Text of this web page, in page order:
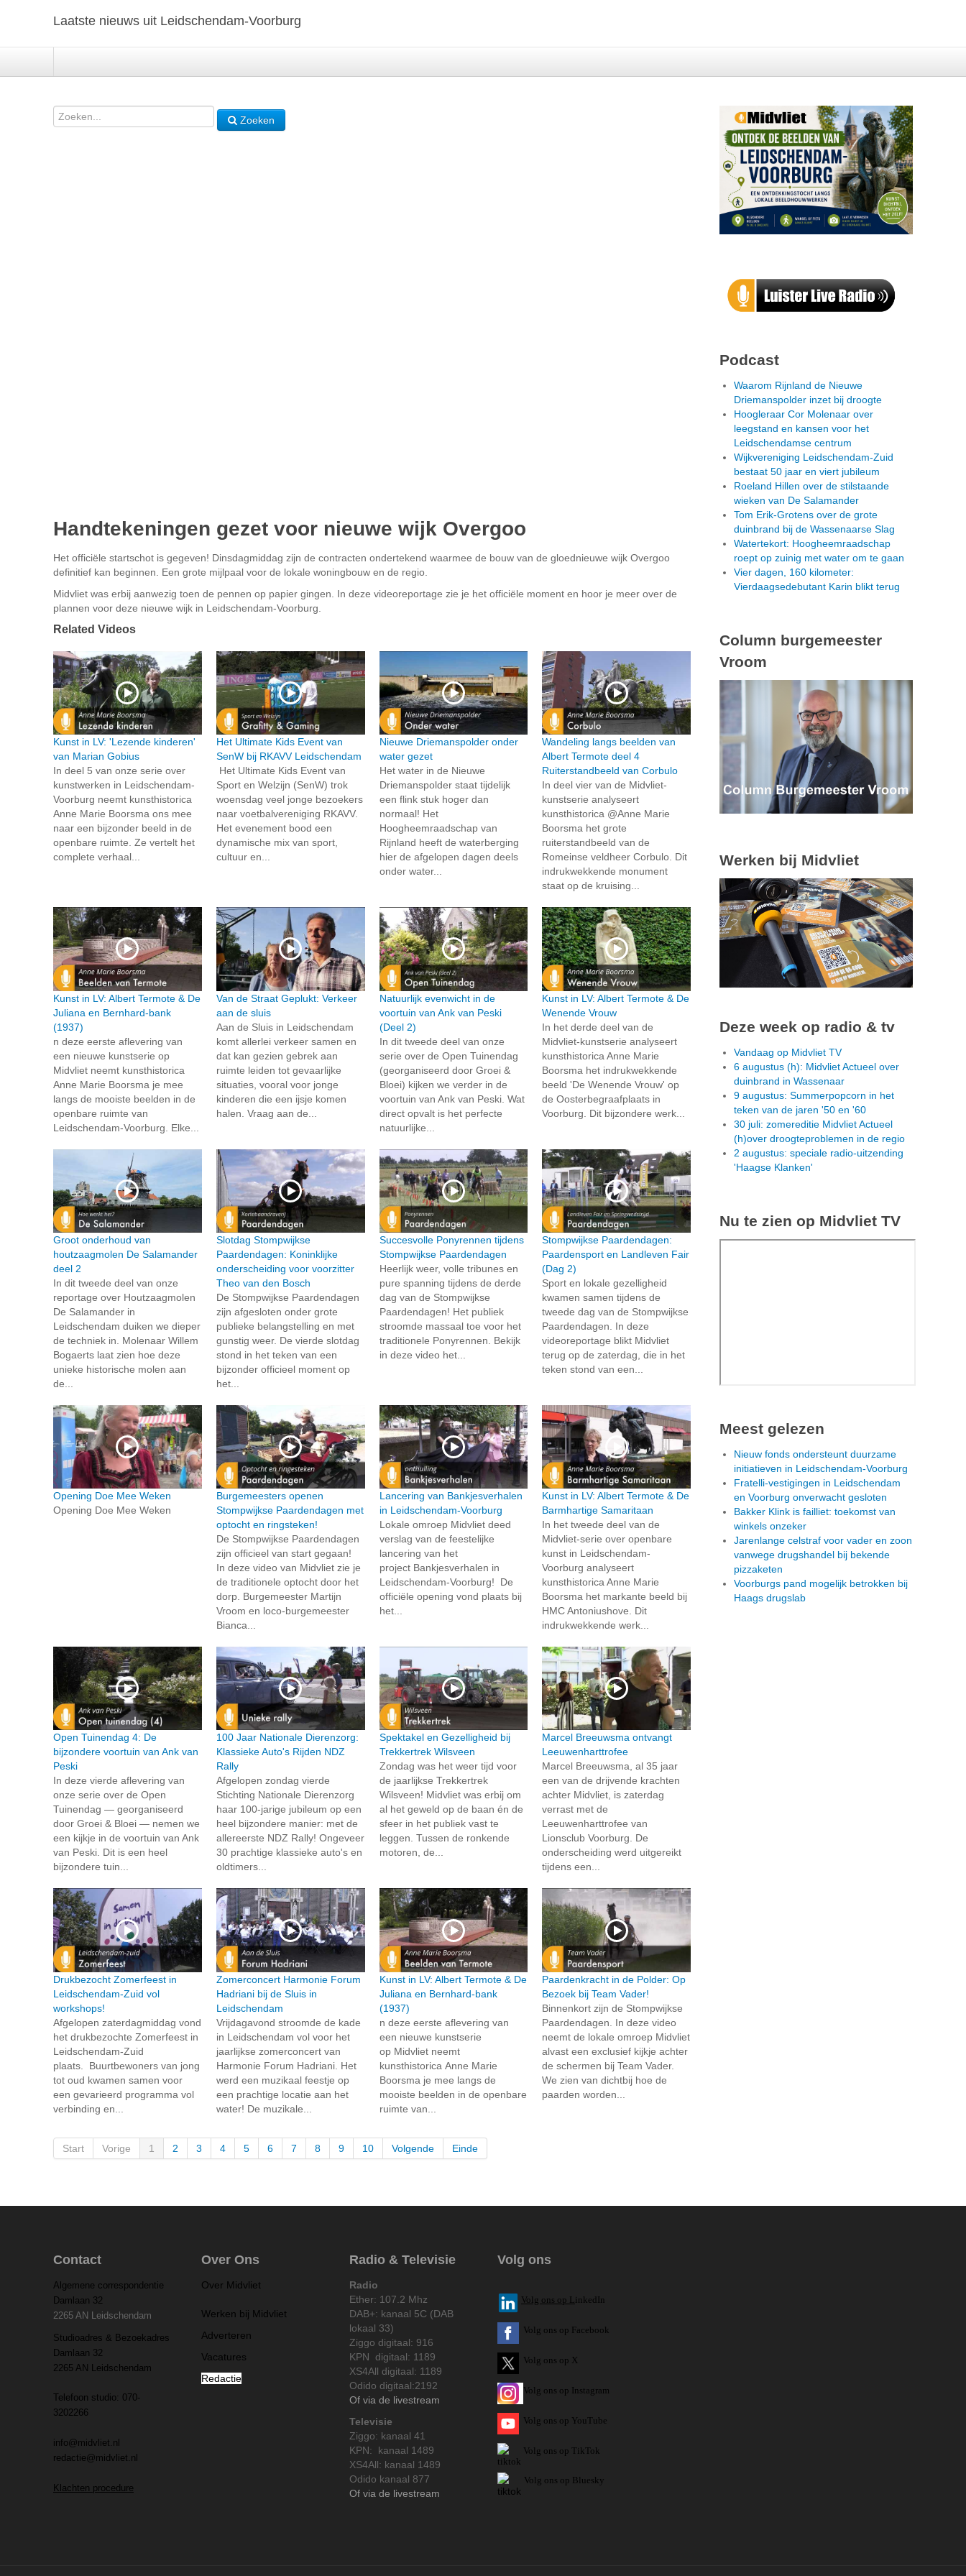
Laatste nieuws uit Leidschendam-Voorburg
Zoeken
Handtekeningen gezet voor nieuwe wijk Overgoo
Het officiële startschot is gegeven! Dinsdagmiddag zijn de contracten ondertekend waarmee de bouw van de gloednieuwe wijk Overgoo
definitief kan beginnen. Een grote mijlpaal voor de lokale woningbouw en de regio.
Midvliet was erbij aanwezig toen de pennen op papier gingen. In deze videoreportage zie je het officiële moment en hoor je meer over de
plannen voor deze nieuwe wijk in Leidschendam-Voorburg.
Related Videos
Kunst in LV: 'Lezende kinderen'
van Marian Gobius
In deel 5 van onze serie over
kunstwerken in Leidschendam-
Voorburg neemt kunsthistorica
Anne Marie Boorsma ons mee
naar een bijzonder beeld in de
openbare ruimte. Ze vertelt het
complete verhaal...
Het Ultimate Kids Event van
SenW bij RKAVV Leidschendam
Het Ultimate Kids Event van
Sport en Welzijn (SenW) trok
woensdag veel jonge bezoekers
naar voetbalvereniging RKAVV.
Het evenement bood een
dynamische mix van sport,
cultuur en...
Nieuwe Driemanspolder onder
water gezet
Het water in de Nieuwe
Driemanspolder staat tijdelijk
een flink stuk hoger dan
normaal! Het
Hoogheemraadschap van
Rijnland heeft de waterberging
hier de afgelopen dagen deels
onder water...
Wandeling langs beelden van
Albert Termote deel 4
Ruiterstandbeeld van Corbulo
In deel vier van de Midvliet-
kunstserie analyseert
kunsthistorica @Anne Marie
Boorsma het grote
ruiterstandbeeld van de
Romeinse veldheer Corbulo. Dit
indrukwekkende monument
staat op de kruising...
Kunst in LV: Albert Termote & De
Juliana en Bernhard-bank
(1937)
n deze eerste aflevering van
een nieuwe kunstserie op
Midvliet neemt kunsthistorica
Anne Marie Boorsma je mee
langs de mooiste beelden in de
openbare ruimte van
Leidschendam-Voorburg. Elke...
Van de Straat Geplukt: Verkeer
aan de sluis
Aan de Sluis in Leidschendam
komt allerlei verkeer samen en
dat kan gezien gebrek aan
ruimte leiden tot gevaarlijke
situaties, vooral voor jonge
kinderen die een ijsje komen
halen. Vraag aan de...
Natuurlijk evenwicht in de
voortuin van Ank van Peski
(Deel 2)
In dit tweede deel van onze
serie over de Open Tuinendag
(georganiseerd door Groei &
Bloei) kijken we verder in de
voortuin van Ank van Peski. Wat
direct opvalt is het perfecte
natuurlijke...
Kunst in LV: Albert Termote & De
Wenende Vrouw
In het derde deel van de
Midvliet-kunstserie analyseert
kunsthistorica Anne Marie
Boorsma het indrukwekkende
beeld 'De Wenende Vrouw' op
de Oosterbegraafplaats in
Voorburg. Dit bijzondere werk...
Groot onderhoud van
houtzaagmolen De Salamander
deel 2
In dit tweede deel van onze
reportage over Houtzaagmolen
De Salamander in
Leidschendam duiken we dieper
de techniek in. Molenaar Willem
Bogaerts laat zien hoe deze
unieke historische molen aan
de...
Slotdag Stompwijkse
Paardendagen: Koninklijke
onderscheiding voor voorzitter
Theo van den Bosch
De Stompwijkse Paardendagen
zijn afgesloten onder grote
publieke belangstelling en met
gunstig weer. De vierde slotdag
stond in het teken van een
bijzonder officieel moment op
het...
Succesvolle Ponyrennen tijdens
Stompwijkse Paardendagen
Heerlijk weer, volle tribunes en
pure spanning tijdens de derde
dag van de Stompwijkse
Paardendagen! Het publiek
stroomde massaal toe voor het
traditionele Ponyrennen. Bekijk
in deze video het...
Stompwijkse Paardendagen:
Paardensport en Landleven Fair
(Dag 2)
Sport en lokale gezelligheid
kwamen samen tijdens de
tweede dag van de Stompwijkse
Paardendagen. In deze
videoreportage blikt Midvliet
terug op de zaterdag, die in het
teken stond van een...
Opening Doe Mee Weken
Opening Doe Mee Weken
Burgemeesters openen
Stompwijkse Paardendagen met
optocht en ringsteken!
De Stompwijkse Paardendagen
zijn officieel van start gegaan!
In deze video van Midvliet zie je
de traditionele optocht door het
dorp. Burgemeester Martijn
Vroom en loco-burgemeester
Bianca...
Lancering van Bankjesverhalen
in Leidschendam-Voorburg
Lokale omroep Midvliet deed
verslag van de feestelijke
lancering van het
project Bankjesverhalen in
Leidschendam-Voorburg! De
officiële opening vond plaats bij
het...
Kunst in LV: Albert Termote & De
Barmhartige Samaritaan
In het tweede deel van de
Midvliet-serie over openbare
kunst in Leidschendam-
Voorburg analyseert
kunsthistorica Anne Marie
Boorsma het markante beeld bij
HMC Antoniushove. Dit
indrukwekkende werk...
Open Tuinendag 4: De
bijzondere voortuin van Ank van
Peski
In deze vierde aflevering van
onze serie over de Open
Tuinendag — georganiseerd
door Groei & Bloei — nemen we
een kijkje in de voortuin van Ank
van Peski. Dit is een heel
bijzondere tuin...
100 Jaar Nationale Dierenzorg:
Klassieke Auto's Rijden NDZ
Rally
Afgelopen zondag vierde
Stichting Nationale Dierenzorg
haar 100-jarige jubileum op een
heel bijzondere manier: met de
allereerste NDZ Rally! Ongeveer
30 prachtige klassieke auto's en
oldtimers...
Spektakel en Gezelligheid bij
Trekkertrek Wilsveen
Zondag was het weer tijd voor
de jaarlijkse Trekkertrek
Wilsveen! Midvliet was erbij om
al het geweld op de baan én de
sfeer in het publiek vast te
leggen. Tussen de ronkende
motoren, de...
Marcel Breeuwsma ontvangt
Leeuwenharttrofee
Marcel Breeuwsma, al 35 jaar
een van de drijvende krachten
achter Midvliet, is zaterdag
verrast met de
Leeuwenharttrofee van
Lionsclub Voorburg. De
onderscheiding werd uitgereikt
tijdens een...
Drukbezocht Zomerfeest in
Leidschendam-Zuid vol
workshops!
Afgelopen zaterdagmiddag vond
het drukbezochte Zomerfeest in
Leidschendam-Zuid
plaats. Buurtbewoners van jong
tot oud kwamen samen voor
een gevarieerd programma vol
verbinding en...
Zomerconcert Harmonie Forum
Hadriani bij de Sluis in
Leidschendam
Vrijdagavond stroomde de kade
in Leidschendam vol voor het
jaarlijkse zomerconcert van
Harmonie Forum Hadriani. Het
werd een muzikaal feestje op
een prachtige locatie aan het
water! De muzikale...
Kunst in LV: Albert Termote & De
Juliana en Bernhard-bank
(1937)
n deze eerste aflevering van
een nieuwe kunstserie
op Midvliet neemt
kunsthistorica Anne Marie
Boorsma je mee langs de
mooiste beelden in de openbare
ruimte van...
Paardenkracht in de Polder: Op
Bezoek bij Team Vader!
Binnenkort zijn de Stompwijkse
Paardendagen. In deze video
neemt de lokale omroep Midvliet
alvast een exclusief kijkje achter
de schermen bij Team Vader.
We zien van dichtbij hoe de
paarden worden...
Start Vorige 1 2 3 4 5 6 7 8 9 10 Volgende Einde
Podcast
Waarom Rijnland de Nieuwe
Driemanspolder inzet bij droogte
Hoogleraar Cor Molenaar over
leegstand en kansen voor het
Leidschendamse centrum
Wijkvereniging Leidschendam-Zuid
bestaat 50 jaar en viert jubileum
Roeland Hillen over de stilstaande
wieken van De Salamander
Tom Erik-Grotens over de grote
duinbrand bij de Wassenaarse Slag
Watertekort: Hoogheemraadschap
roept op zuinig met water om te gaan
Vier dagen, 160 kilometer:
Vierdaagsedebutant Karin blikt terug
Column burgemeester
Vroom
Werken bij Midvliet
Deze week op radio & tv
Vandaag op Midvliet TV
6 augustus (h): Midvliet Actueel over
duinbrand in Wassenaar
9 augustus: Summerpopcorn in het
teken van de jaren '50 en '60
30 juli: zomereditie Midvliet Actueel
(h)over droogteproblemen in de regio
2 augustus: speciale radio-uitzending
'Haagse Klanken'
Nu te zien op Midvliet TV
Meest gelezen
Nieuw fonds ondersteunt duurzame
initiatieven in Leidschendam-Voorburg
Fratelli-vestigingen in Leidschendam
en Voorburg onverwacht gesloten
Bakker Klink is failliet: toekomst van
winkels onzeker
Jarenlange celstraf voor vader en zoon
vanwege drugshandel bij bekende
pizzaketen
Voorburgs pand mogelijk betrokken bij
Haags drugslab
Contact
Algemene correspondentie
Damlaan 32
2265 AN Leidschendam
Studioadres & Bezoekadres
Damlaan 32
2265 AN Leidschendam
Telefoon studio: 070-
3202266
info@midvliet.nl
redactie@midvliet.nl
Klachten procedure
Over Ons
Over Midvliet
Werken bij Midvliet
Adverteren
Vacatures
Redactie
Radio & Televisie
Radio
Ether: 107.2 Mhz
DAB+: kanaal 5C (DAB
lokaal 33)
Ziggo digitaal: 916
KPN digitaal: 1189
XS4All digitaal: 1189
Odido digitaal:2192
Of via de livestream
Televisie
Ziggo: kanaal 41
KPN: kanaal 1489
XS4All: kanaal 1489
Odido kanaal 877
Of via de livestream
Volg ons
Volg ons op L inkedIn
Volg ons op Facebook
Volg ons op X
Volg ons op Instagram
Volg ons op YouTube
Volg ons op TikTok
Volg ons op Bluesky